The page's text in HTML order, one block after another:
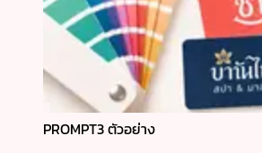
PROMPT3 ตัวอย่าง